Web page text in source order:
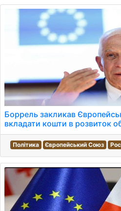
Боррель закликав
вкладати кошти в розвиток
Політика Європейський Союз